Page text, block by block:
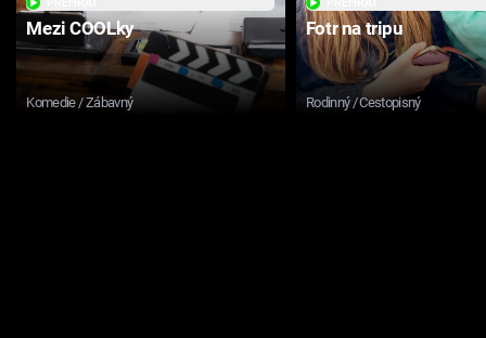
Mezi COOLky
Komedie / Zábavný
Fotr na tripu
Rodinný / Cestopisný